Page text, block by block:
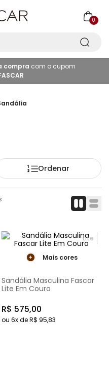
0
compra com o cupom
Ordenar
Lite
Mais cores
Sandália Masculina Fascar
Lite Em Couro
R$ 575,00
ou 6x deR$ 95,83